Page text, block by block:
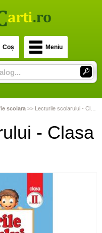
Coș Meniu
scolara >> Lecturile scolarului - Clasa II
- Clasa